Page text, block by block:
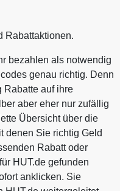
Rabattaktionen.
bezahlen als notwendig
genau richtig. Denn
Rabatte auf ihre
aber eher nur zufällig
Übersicht über die
denen Sie richtig Geld
Rabatt oder
HUT.de gefunden
anklicken. Sie